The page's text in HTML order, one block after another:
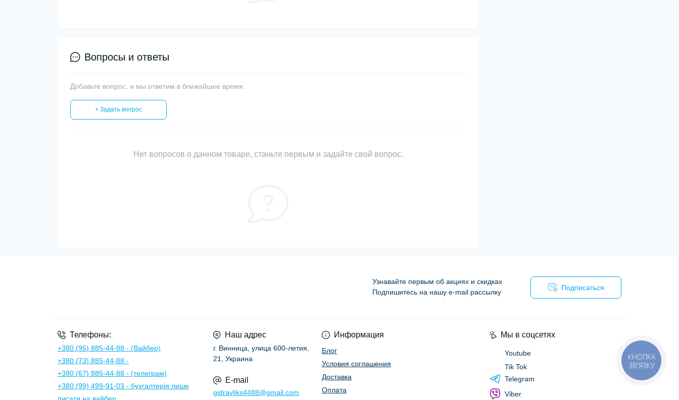
Вопросы и ответы
Добавьте вопрос, и мы ответим в ближайшее время.
+ Задать вопрос
Нет вопросов о данном товаре, станьте первым и задайте свой вопрос.
Узнавайте первым об акциях и скидках
Подпишитесь на нашу e-mail рассылку
Подписаться
Телефоны:
+380 (95) 885-44-88 - (Вайбер)
+380 (73) 885-44-88 -
+380 (67) 885-44-88 - (телеграм)
+380 (99) 499-91-03 - бухгалтерія лише
Наш адрес
г. Винница, улица 600-летия,
21, Украина
E-mail
gidravliks4488@gmail.com
Информация
Блог
Условия соглашения
Доставка
Оплата
Мы в соцсетях
Youtube
Tik Tok
Telegram
Viber
КНОПКА
ЗВ'ЯЗКУ